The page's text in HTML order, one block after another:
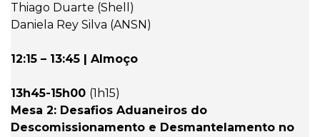
Thiago Duarte (Shell)
Daniela Rey Silva (ANSN)
12:15 – 13:45 | Almoço
13h45-15h00 (1h15)
Mesa 2: Desafios Aduaneiros do
Descomissionamento e Desmantelamento no